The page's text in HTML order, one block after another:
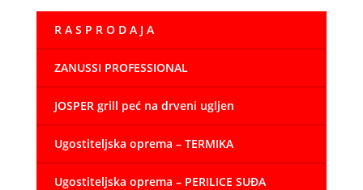
R A S P R O D A J A
ZANUSSI PROFESSIONAL
JOSPER grill peć na drveni ugljen
Ugostiteljska oprema – TERMIKA
Ugostiteljska oprema – PERILICE SUĐA